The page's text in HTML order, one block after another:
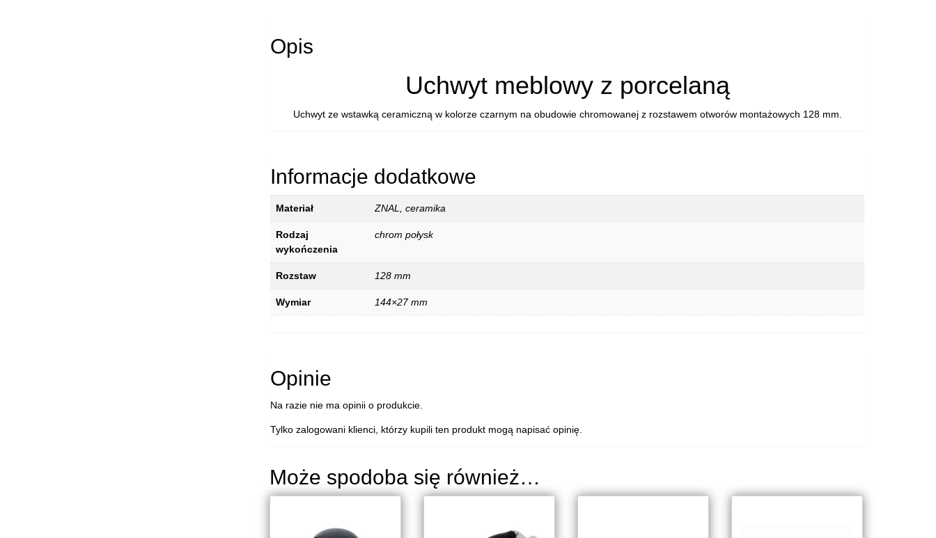
Opis
Uchwyt meblowy z porcelaną
Uchwyt ze wstawką ceramiczną w kolorze czarnym na obudowie chromowanej z rozstawem otworów montażowych 128 mm.
Informacje dodatkowe
Materiał ZNAL, ceramika
Rodzaj
wykończenia
chrom połysk
Rozstaw 128 mm
Wymiar 144×27 mm
Opinie
Na razie nie ma opinii o produkcie.
Tylko zalogowani klienci, którzy kupili ten produkt mogą napisać opinię.
Może spodoba się również…